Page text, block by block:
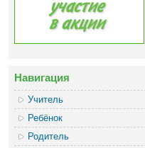
Навигация
Учитель
Ребёнок
Родитель